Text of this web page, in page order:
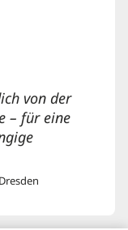
von der
– für eine